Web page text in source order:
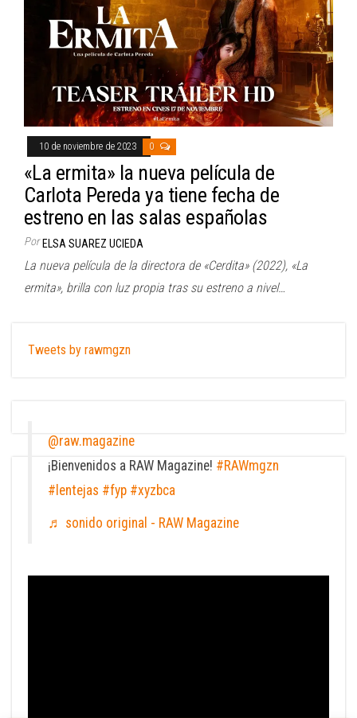
10 de noviembre de 2023 0
«La ermita» la nueva película de
Carlota Pereda ya tiene fecha de
estreno en las salas españolas
Por ELSA SUAREZ UCIEDA
La nueva película de la directora de «Cerdita» (2022), «La
ermita», brilla con luz propia tras su estreno a nivel…
Tweets by rawmgzn
@raw.magazine
¡Bienvenidos a RAW Magazine! #RAWmgzn
#lentejas #fyp #xyzbca
♬ sonido original - RAW Magazine